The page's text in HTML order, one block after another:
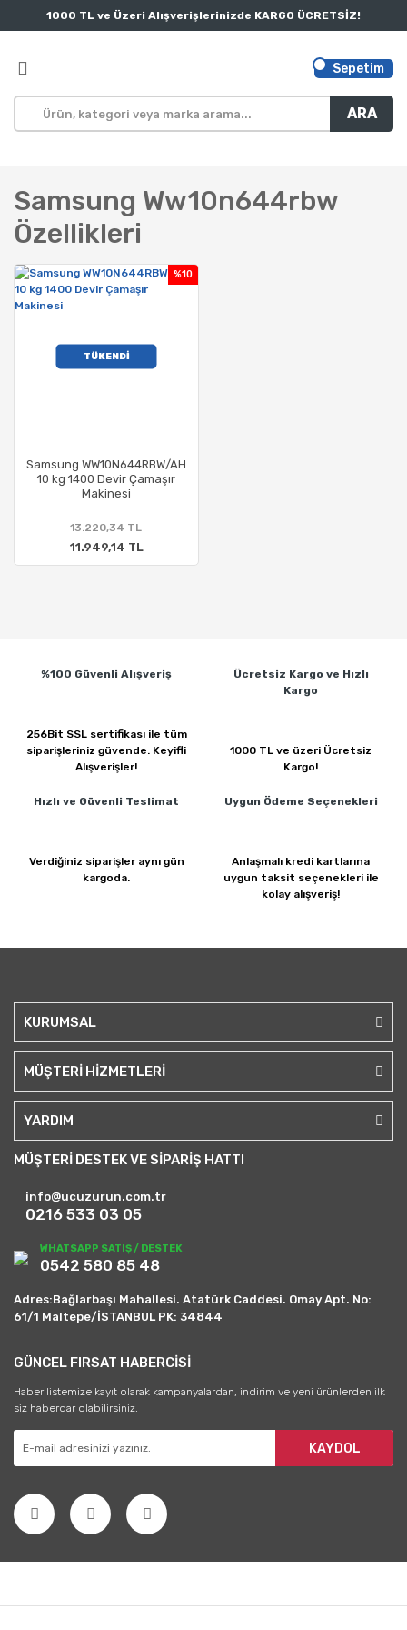
1000 TL ve Üzeri Alışverişlerinizde KARGO ÜCRETSİZ!
ARA
Sepetim
Samsung Ww10n644rbw
Özellikleri
TÜKENDİ
Samsung WW10N644RBW/AH
10 kg 1400 Devir Çamaşır
Makinesi
%10
13.220,34 TL
11.949,14 TL
%100 Güvenli Alışveriş
256Bit SSL sertifikası ile tüm
siparişleriniz güvende. Keyifli
Alışverişler!
Ücretsiz Kargo ve Hızlı
Kargo
1000 TL ve üzeri Ücretsiz
Kargo!
Hızlı ve Güvenli Teslimat
Verdiğiniz siparişler aynı gün
kargoda.
Uygun Ödeme Seçenekleri
Anlaşmalı kredi kartlarına
uygun taksit seçenekleri ile
kolay alışveriş!
KURUMSAL
MÜŞTERİ HİZMETLERİ
YARDIM
MÜŞTERİ DESTEK VE SİPARİŞ HATTI
info@ucuzurun.com.tr
0216 533 03 05
WHATSAPP SATIŞ / DESTEK
0542 580 85 48
Adres:Bağlarbaşı Mahallesi. Atatürk Caddesi. Omay Apt. No:
61/1 Maltepe/İSTANBUL PK: 34844
GÜNCEL FIRSAT HABERCİSİ
Haber listemize kayıt olarak kampanyalardan, indirim ve yeni ürünlerden ilk
siz haberdar olabilirsiniz.
KAYDOL